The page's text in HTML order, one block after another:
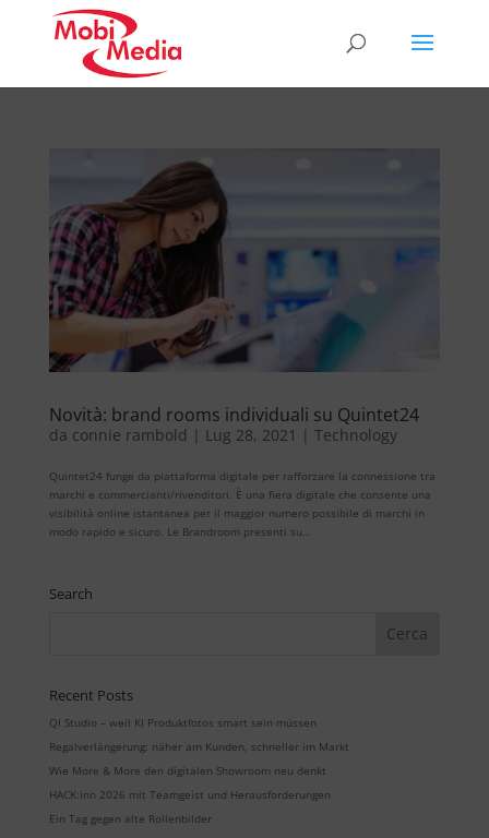
Novità: brand rooms individuali su Quintet24
da connie rambold | Lug 28, 2021 | Technology
Quintet24 funge da piattaforma digitale per rafforzare la connessione tra
marchi e commercianti/rivenditori. È una fiera digitale che consente una
visibilità online istantanea per il maggior numero possibile di marchi in
modo rapido e sicuro. Le Brandroom presenti su...
Search
Recent Posts
QI Studio – weil KI Produktfotos smart sein müssen
Regalverlängerung: näher am Kunden, schneller im Markt
Wie More & More den digitalen Showroom neu denkt
HACK:inn 2026 mit Teamgeist und Herausforderungen
Ein Tag gegen alte Rollenbilder